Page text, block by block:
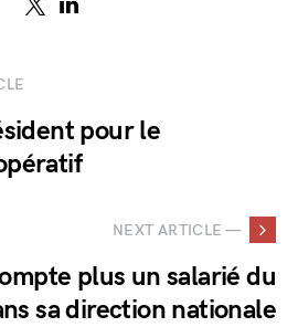
pour le
NEXT ARTICLE —
plus un salarié du
sa direction nationale